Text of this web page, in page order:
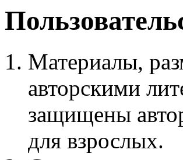
Материалы,
авторскими
защищены
для взрослых.